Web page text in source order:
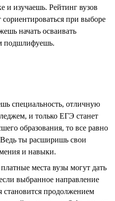
и изучаешь. Рейтинг вузов
при выборе
начать осваивать
подшлифуешь.
специальность, отличную
и только ЕГЭ станет
образования, то все равно
ты расширишь свои
и навыки.
места вузы могут дать
выбранное направление
становится продолжением